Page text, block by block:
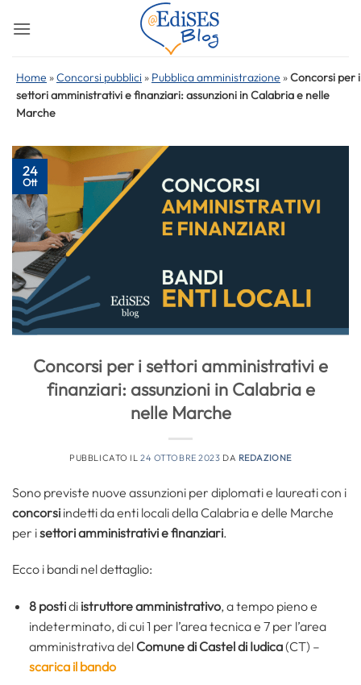
Home »Concorsi pubblici » Pubblica amministrazione »Concorsi per i
settori amministrativi e finanziari: assunzioni in Calabria e nelle
Marche
24
Ott
Concorsi per i settori amministrativi e
finanziari: assunzioni in Calabria e
nelle Marche
PUBBLICATO IL24 OTTOBRE 2023 DA REDAZIONE
Sono previste nuove assunzioni per diplomati e laureati con i
concorsi indetti da enti locali della Calabria e delle Marche
per isettori amministrativi e finanziari.
Ecco i bandi nel dettaglio:
8 postidi istruttore amministrativo, a tempo pieno e
indeterminato, di cui 1 per l’area tecnica e 7 per l’area
amministrativa del Comune di Castel di Iudica(CT) –
scarica il bando